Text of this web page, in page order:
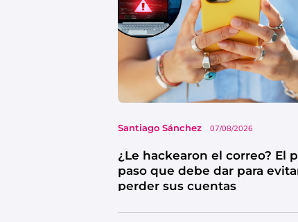
Santiago Sánchez 07/08/2026
¿Le hackearon el correo? El
paso que debe dar para
perder sus cuentas